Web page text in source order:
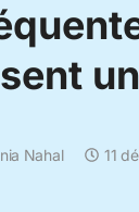
Nahal 11